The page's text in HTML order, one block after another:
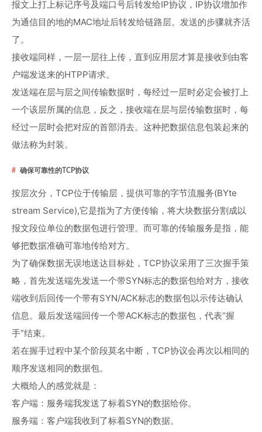
报文上打上标记序号及端口号后转发给IP协议，IP协议增加作
为通信目的地的MAC地址后转发给链路层。发送的步骤就齐活
了。
接收端同样，一层一层往上传，直到应用层才算是接收到由客
户端发送来的HTPP请求。
发送端在层与层之间传输数据时，每经过一层时必定会被打上
一个该层所属的信息，反之，接收端在层与层传输数据时，每
经过一层时会把对应的首部消去。这种把数据信息包装起来的
做法称为封装。
确保可靠性的TCP协议
按层次分，TCP位于传输层，提供可靠的字节流服务(BYte
stream Service),它是指为了方便传输，将大块数据分割成以
报文段位单位的数据包进行管理。而可靠的传输服务是指，能
够把数据准确可靠地传给对方。
为了确保数据无误地送达目标处，TCP协议采用了三次握手策
略，首先发送端先发送一个带SYN标志的数据包给对方，接收
端收到后回传一个带有SYN/ACK标志的数据包以示传达确认
信息。最后发送端回传一个带ACK标志的数据包，代表“握
手”结束。
若在握手过程中某个阶段莫名中断，TCP协议会再次以相同的
顺序发送相同的数据包。
大概给人的感觉就是：
客户端：服务端我发送了标着SYN的数据给你。
服务端：客户端我收到了标着SYN的数据。